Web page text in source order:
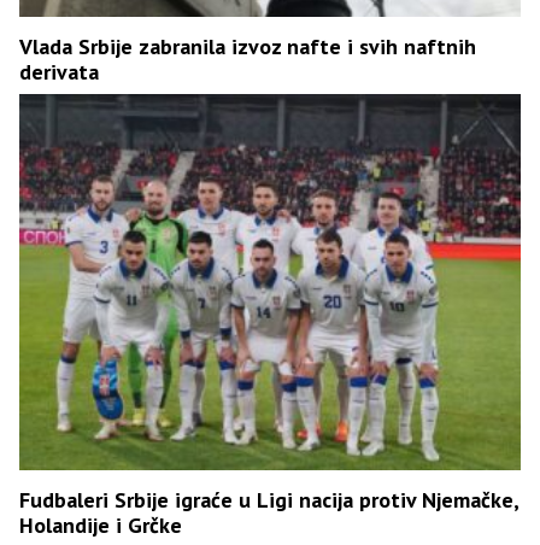
Vlada Srbije zabranila izvoz nafte i svih naftnih
derivata
Fudbaleri Srbije igraće u Ligi nacija protiv Njemačke,
Holandije i Grčke